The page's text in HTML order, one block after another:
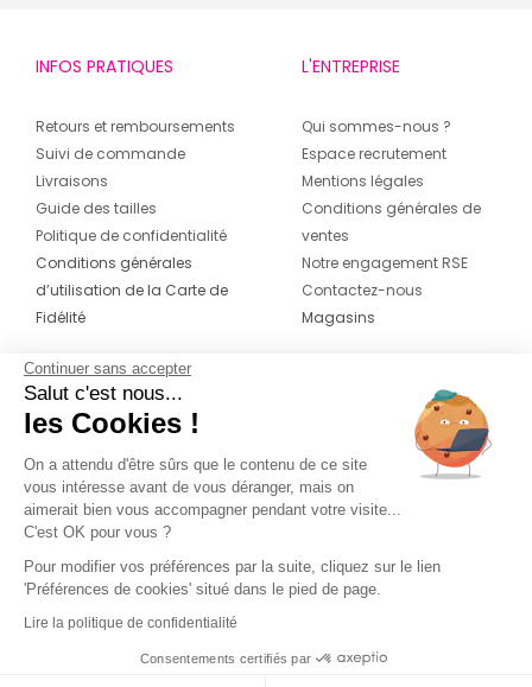
INFOS PRATIQUES
Retours et remboursements
Suivi de commande
Livraisons
Guide des tailles
Politique de confidentialité
Conditions générales
d’utilisation de la Carte de
Fidélité
L'ENTREPRISE
Qui sommes-nous ?
Espace recrutement
Mentions légales
Conditions générales de
ventes
Notre engagement RSE
Contactez-nous
Magasins
CONTACT
04 42 20 78 42
Du lundi au jeudi de 8h30 à 16h30 & le
vendredi de 8h30 à 15h30
Continuer sans accepter
Salut c'est nous...
les Cookies !
On a attendu d'être sûrs que le contenu de ce site
vous intéresse avant de vous déranger, mais on
aimerait bien vous accompagner pendant votre visite...
C'est OK pour vous ?
Pour modifier vos préférences par la suite, cliquez sur le lien
'Préférences de cookies' situé dans le pied de page.
Lire la politique de confidentialité
Consentements certifiés par